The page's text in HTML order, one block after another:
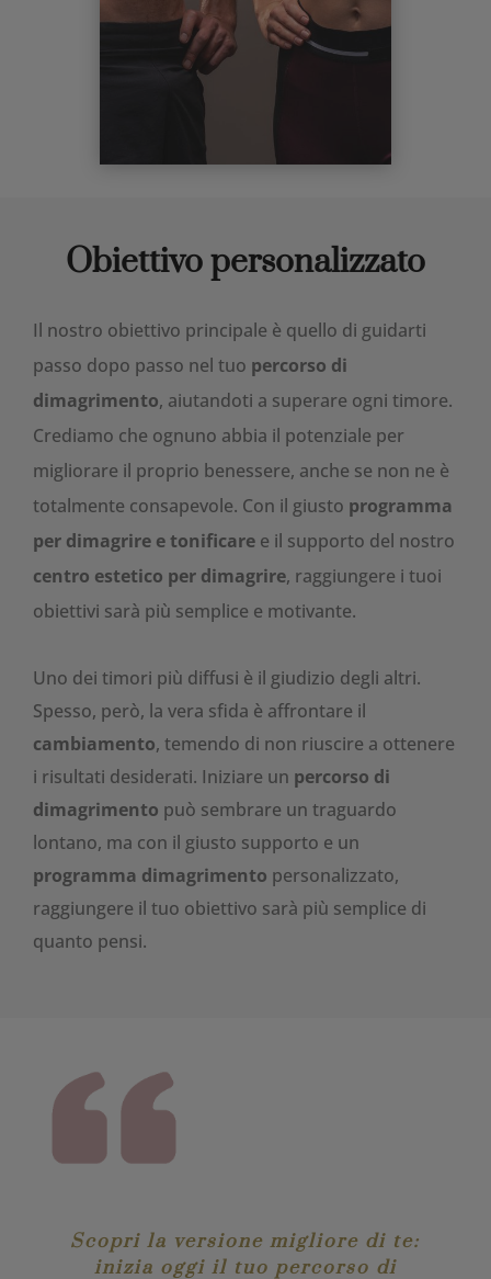
Obiettivo personalizzato
Il nostro obiettivo principale è quello di guidarti
passo dopo passo nel tuo percorso di
dimagrimento, aiutandoti a superare ogni timore.
Crediamo che ognuno abbia il potenziale per
migliorare il proprio benessere, anche se non ne è
totalmente consapevole. Con il giusto programma
per dimagrire e tonificare e il supporto del nostro
centro estetico per dimagrire, raggiungere i tuoi
obiettivi sarà più semplice e motivante.
Uno dei timori più diffusi è il giudizio degli altri.
Spesso, però, la vera sfida è affrontare il
cambiamento, temendo di non riuscire a ottenere
i risultati desiderati. Iniziare un percorso di
dimagrimento può sembrare un traguardo
lontano, ma con il giusto supporto e un
programma dimagrimento personalizzato,
raggiungere il tuo obiettivo sarà più semplice di
quanto pensi.
Scopri la versione migliore di te:
inizia oggi il tuo percorso di